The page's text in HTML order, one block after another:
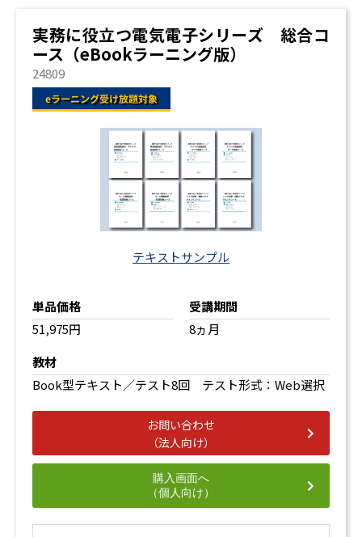
実務に役立つ電気電子シリーズ 総合コ
ース（eBookラーニング版）
24809
テキストサンプル
単品価格
51,975円
受講期間
8ヵ月
教材
Book型テキスト／テスト8回 テスト形式：Web選択
お問い合わせ
（法人向け）
購入画面へ
（個人向け）